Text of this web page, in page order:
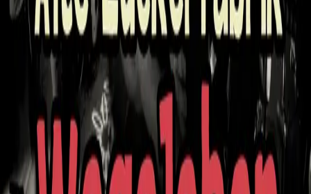
12.11.26Kassel
Goldgrube